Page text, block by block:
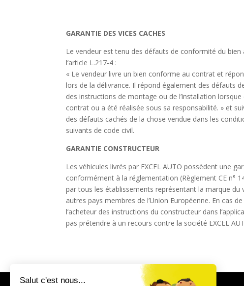
GARANTIE DES VICES CACHES
Le vendeur est tenu des défauts de conformité du
l’article L.217-4 :
« Le vendeur livre un bien conforme au contrat et
lors de la délivrance. Il répond également des défauts
des instructions de montage ou de l’installation
contrat ou a été réalisée sous sa responsabilité. » et
des défauts cachés de la chose vendue dans les
suivants de code civil.
GARANTIE CONSTRUCTEUR
Les véhicules livrés par EXCEL AUTO possèdent une
conformément à la réglementation (Règlement CE n°
par tous les établissements représentant la marque du
autres pays membres de l’Union Européenne. En cas
l’acheteur des instructions du constructeur dans
pas prétendre à un recours contre la société EXCEL